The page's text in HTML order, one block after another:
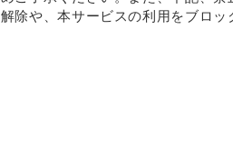
除や、本サービスの利用をブロッ